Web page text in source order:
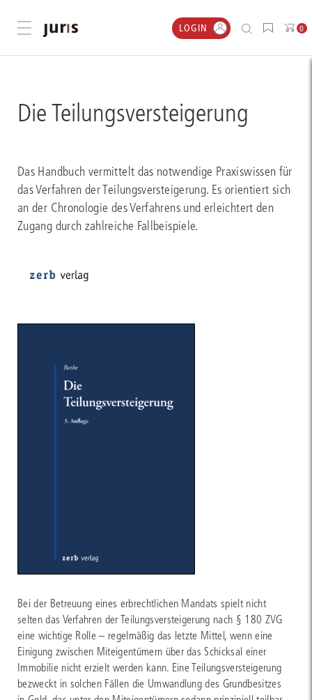
Menü öffnen LOGIN 0
Die Teilungsversteigerung
Das Handbuch vermittelt das notwendige Praxiswissen für
das Verfahren der Teilungsversteigerung. Es orientiert sich
an der Chronologie des Verfahrens und erleichtert den
Zugang durch zahlreiche Fallbeispiele.
Bei der Betreuung eines erbrechtlichen Mandats spielt nicht
selten das Verfahren der Teilungsversteigerung nach § 180 ZVG
eine wichtige Rolle – regelmäßig das letzte Mittel, wenn eine
Einigung zwischen Miteigentümern über das Schicksal einer
Immobilie nicht erzielt werden kann. Eine Teilungsversteigerung
bezweckt in solchen Fällen die Umwandlung des Grundbesitzes